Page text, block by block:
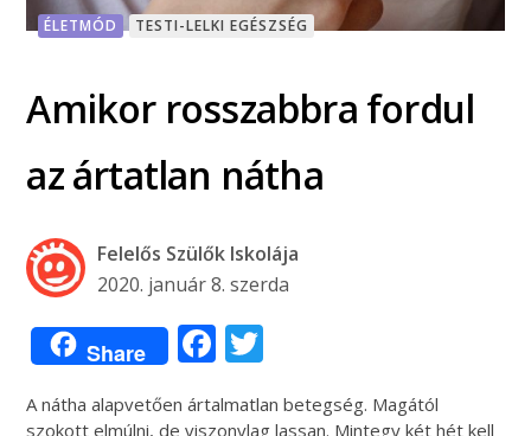
ÉLETMÓD TESTI-LELKI EGÉSZSÉG
Amikor rosszabbra fordul
az ártatlan nátha
Felelős Szülők Iskolája
2020. január 8. szerda
Share Facebook
A nátha alapvetően ártalmatlan betegség. Magától
szokott elmúlni, de viszonylag lassan. Mintegy két hét kell